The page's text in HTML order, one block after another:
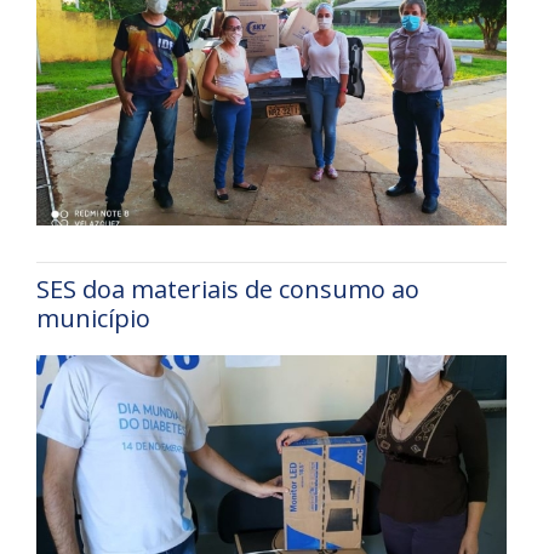
SES doa materiais de consumo ao
município